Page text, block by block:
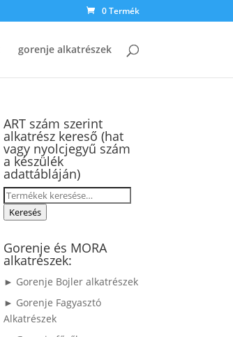
0 Termék
gorenje alkatrészek
ART szám szerint
alkatrész kereső (hat
vagy nyolcjegyű szám
a készülék
adattábláján)
Keresés
a Keresés
Gorenje és MORA
alkatrészek:
► Gorenje Bojler alkatrészek
► Gorenje Fagyasztó
Alkatrészek